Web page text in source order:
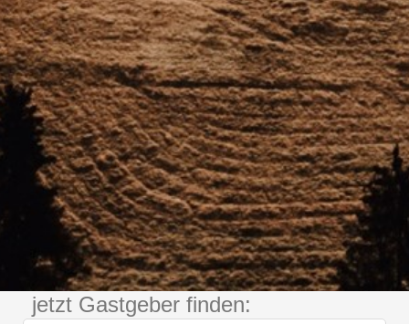
jetzt Gastgeber finden: